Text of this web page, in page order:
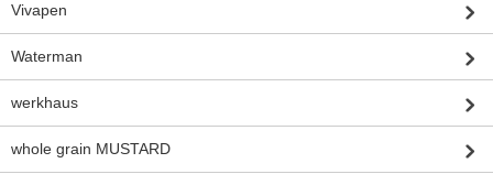
Vivapen
Waterman
werkhaus
whole grain MUSTARD